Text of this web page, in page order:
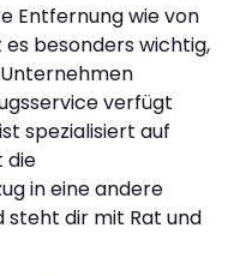
Entfernung wie von
besonders wichtig,
verfügt
spezialisiert auf
die
in eine andere
steht dir mit Rat und